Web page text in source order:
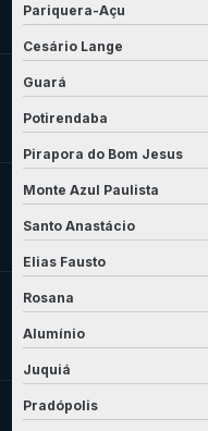
Pariquera-Açu
Cesário Lange
Guará
Potirendaba
Pirapora do Bom Jesus
Monte Azul Paulista
Santo Anastácio
Elias Fausto
Rosana
Alumínio
Juquiá
Pradópolis